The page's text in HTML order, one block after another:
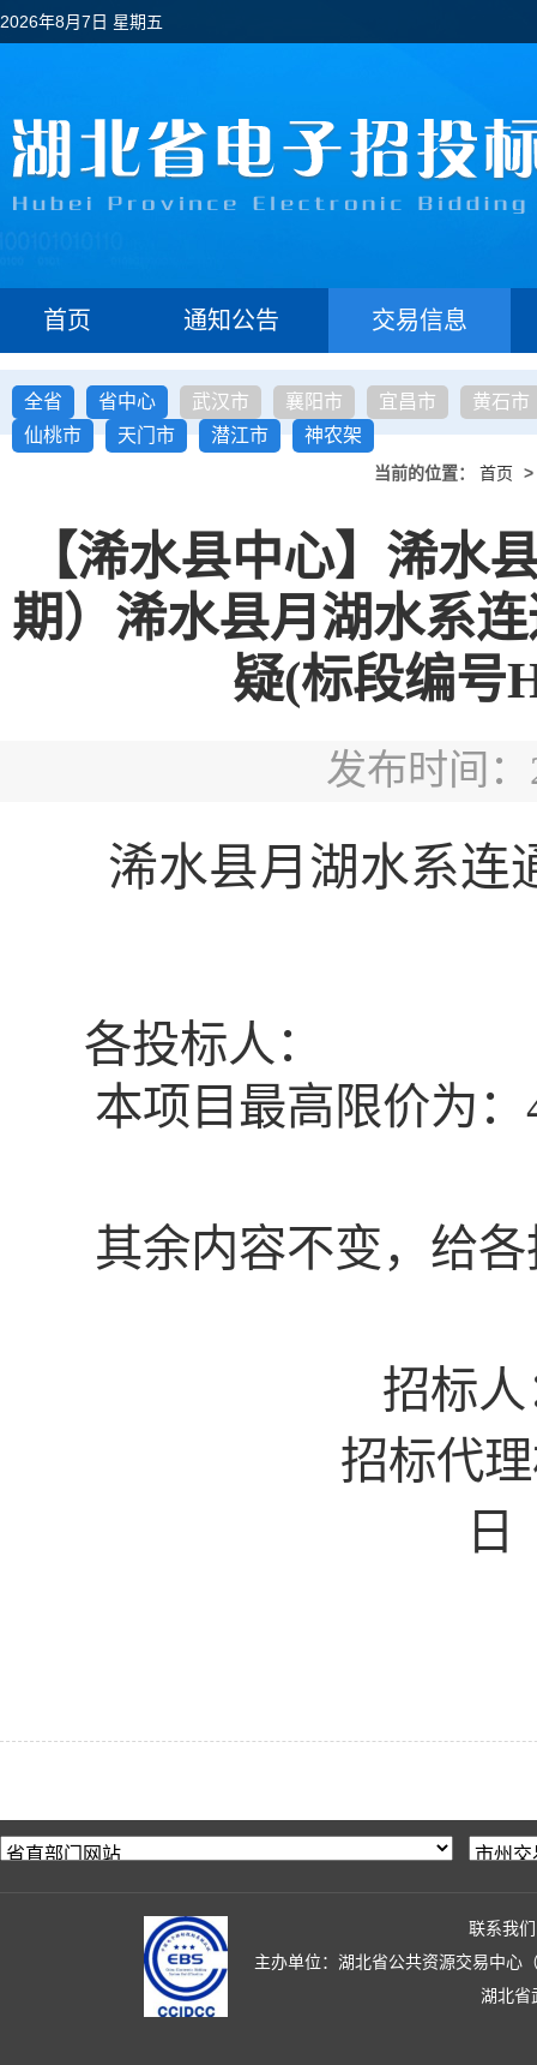
2026年8月7日 星期五
首页 通知公告 交易信息
全省 省中心 武汉市 襄阳市 宜昌市
黄石市
仙桃市
天门市 潜江市 神农架
当前的位置： 首页 >
【浠水县中心】浠水
期）浠水县月湖水系
疑(标段编号
发布时间：
浠水县月湖水系连
各投标人：
本项目最高限价为：
其余内容不变，给
招标人
招标代
日
联系我们
主办单位：湖北省公共资源交易中心
湖北省